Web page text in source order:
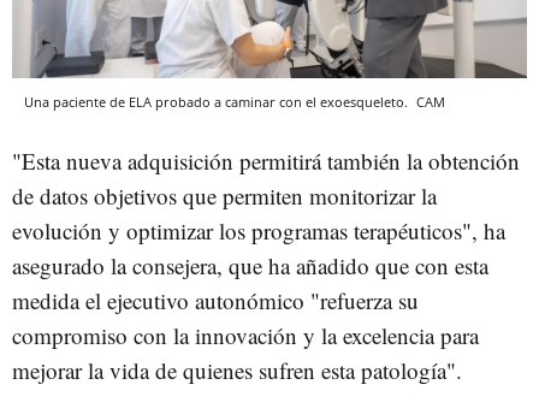
Una paciente de ELA probado a caminar con el exoesqueleto. CAM
"Esta nueva adquisición permitirá también la obtención
de datos objetivos que permiten monitorizar la
evolución y optimizar los programas terapéuticos", ha
asegurado la consejera, que ha añadido que con esta
medida el ejecutivo autonómico "refuerza su
compromiso con la innovación y la excelencia para
mejorar la vida de quienes sufren esta patología".